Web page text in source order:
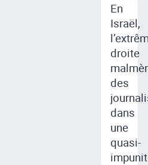
En
Israël,
droite
des
dans
une
quasi-